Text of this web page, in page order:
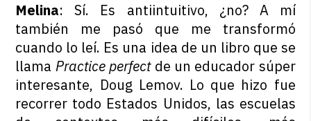
Melina: Sí. Es antiintuitivo, ¿no? A mí
también me pasó que me transformó
cuando lo leí. Es una idea de un libro que se
llama Practice perfect de un educador súper
interesante, Doug Lemov. Lo que hizo fue
recorrer todo Estados Unidos, las escuelas